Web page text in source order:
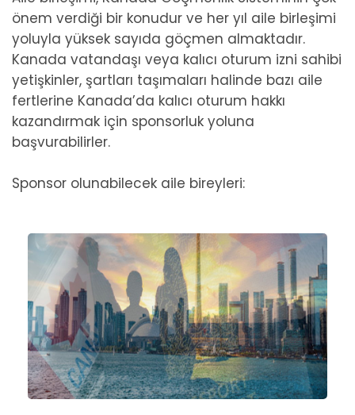
önem verdiği bir konudur ve her yıl aile birleşimi
yoluyla yüksek sayıda göçmen almaktadır.
Kanada vatandaşı veya kalıcı oturum izni sahibi
yetişkinler, şartları taşımaları halinde bazı aile
fertlerine Kanada’da kalıcı oturum hakkı
kazandırmak için sponsorluk yoluna
başvurabilirler.
Sponsor olunabilecek aile bireyleri: